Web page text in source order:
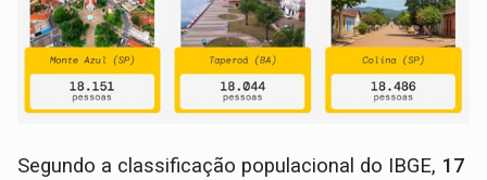
Segundo a classificação populacional do IBGE, 17